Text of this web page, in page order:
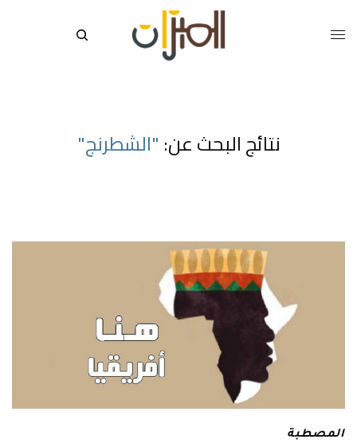
نتائج البحث عن: "الشطرنج"
المصطبة